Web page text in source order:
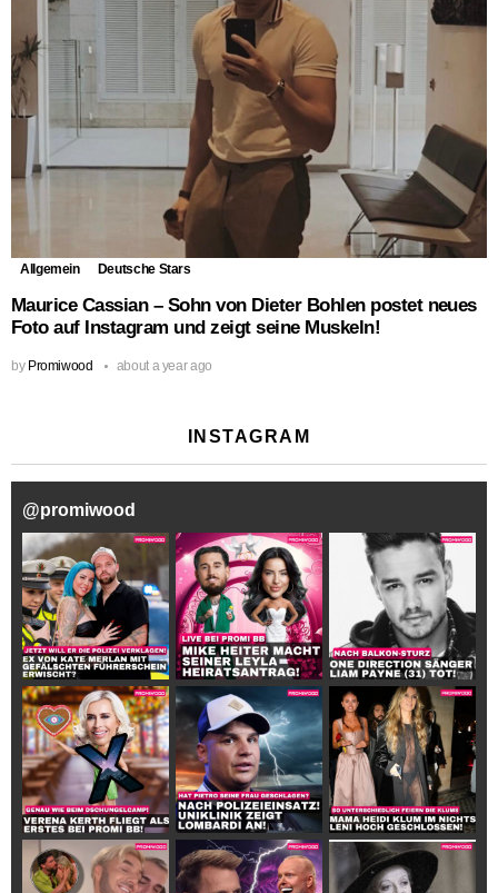
Allgemein Deutsche Stars
Maurice Cassian – Sohn von Dieter Bohlen postet neues
Foto auf Instagram und zeigt seine Muskeln!
by Promiwood about a year ago
INSTAGRAM
@promiwood